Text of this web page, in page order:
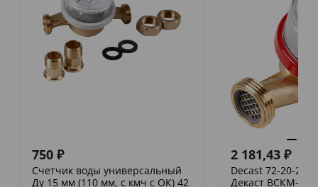
750 ₽
Счетчик воды универсальный
Ду 15 мм (110 мм, с кмч с ОК) 42
2 181,43 ₽
Decast 72-20-
Декаст ВСКМ-20